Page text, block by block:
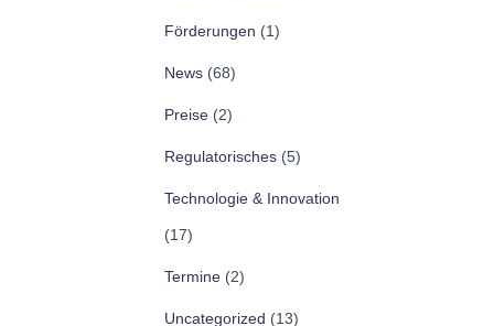
Förderungen (1)
News (68)
Preise (2)
Regulatorisches (5)
Technologie & Innovation
(17)
Termine (2)
Uncategorized (13)